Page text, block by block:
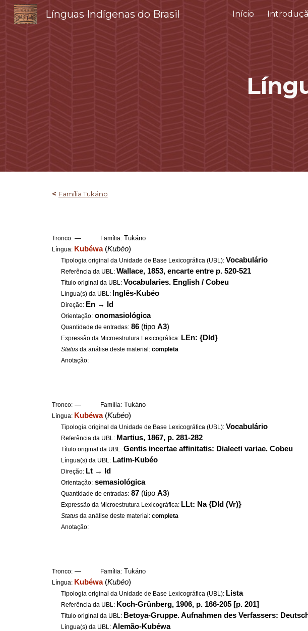
Skip to main content
Línguas Indígenas do Brasil Início
< Família Tukáno
Tronco:— Família:Tukáno
Língua: Kubéwa(Kubéo)
Tipologia original da Unidade de Base Lexicográfica (UBL): Vocabulário
Referência da UBL:Wallace, 1853, encarte entre p. 520-521
Título original da UBL: Vocabularies. English / Cobeu
Língua(s) da UBL: Inglês-Kubéo
Direção: En → Id
Orientação: onomasiológica
Quantidade de entradas: 86 (tipoA3)
Expressão da Microestrutura Lexicográfica: LEn: {DId}
Status da análise deste material:completa
Anotação:
Tronco:— Família:Tukáno
Língua: Kubéwa(Kubéo)
Tipologia original da Unidade de Base Lexicográfica (UBL): Vocabulário
Referência da UBL: Martius, 1867, p. 281-282
Título original da UBL:Gentis incertae affinitatis: Dialecti variae. Cobeu
Língua(s) da UBL: Latim-Kubéo
Direção: Lt → Id
Orientação: semasiológica
Quantidade de entradas: 87 (tipoA3)
Expressão da Microestrutura Lexicográfica: LLt: Na {DId (Vr)}
Status da análise deste material:completa
Anotação:
Tronco:— Família:Tukáno
Língua: Kubéwa(Kubéo)
Tipologia original da Unidade de Base Lexicográfica (UBL): Lista
Referência da UBL: Koch-Grünberg, 1906, p. 166-205 [p. 201]
Título original da UBL: Betoya-Gruppe. Aufnahmen des Verfassers:
Língua(s) da UBL:Alemão-Kubéwa